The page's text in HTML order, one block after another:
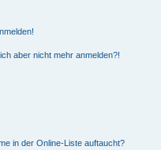
aber nicht mehr anmelden?!
in der Online-Liste auftaucht?